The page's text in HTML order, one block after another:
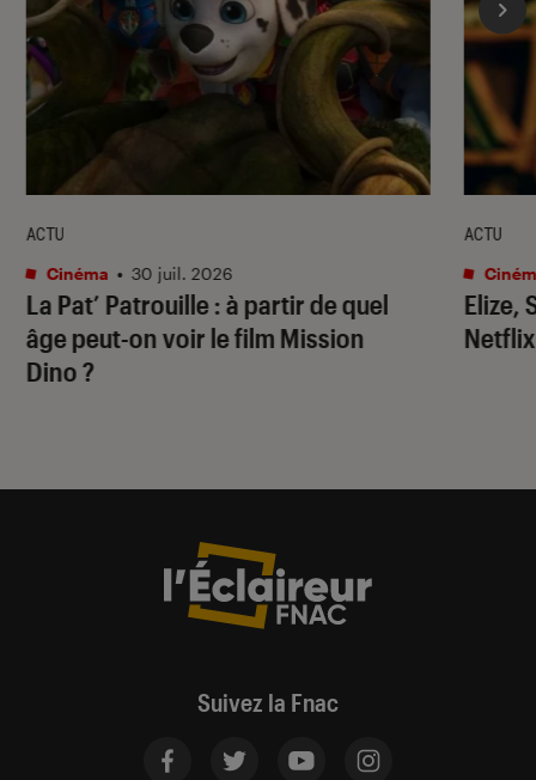
La Pat’ Patrouille: à partir de quel
âge peut-on voir le film Mission
Dino?
ACTU
Cinéma • 30 juil. 2026
Elize,
ACTU
Suivez la Fnac